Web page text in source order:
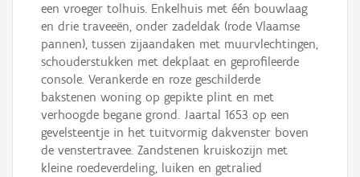
een vroeger tolhuis. Enkelhuis met één bouwlaag
en drie traveeën, onder zadeldak (rode Vlaamse
pannen), tussen zijaandaken met muurvlechtingen,
schouderstukken met dekplaat en geprofileerde
console. Verankerde en roze geschilderde
bakstenen woning op gepikte plint en met
verhoogde begane grond. Jaartal 1653 op een
gevelsteentje in het tuitvormig dakvenster boven
de venstertravee. Zandstenen kruiskozijn met
kleine roedeverdeling, luiken en getralied